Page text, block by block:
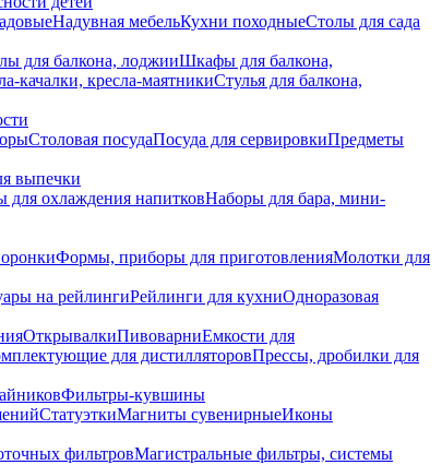
Надувная мебельКухни походныеСтолы для сада
для балкона, лоджииШкафы для балкона,
качалки, кресла-маятникиСтулья для балкона,
Столовая посудаПосуда для сервировкиПредметы
выпечки
для охлаждения напитковНаборы для бара, мини-
Формы, приборы для приготовленияМолотки для
на рейлингиРейлинги для кухниОдноразовая
ОткрывалкиПивоварниЕмкости для
для дистилляторовПрессы, дробилки для
Фильтры-кувшины
СтатуэткиМагниты сувенирныеИконы
фильтровМагистральные фильтры, системы